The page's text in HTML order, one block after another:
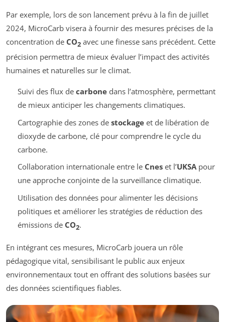
Par exemple, lors de son lancement prévu à la fin de juillet
2024, MicroCarb visera à fournir des mesures précises de la
concentration de CO2 avec une finesse sans précédent. Cette
précision permettra de mieux évaluer l’impact des activités
humaines et naturelles sur le climat.
Suivi des flux de carbonedans l’atmosphère, permettant
de mieux anticiper les changements climatiques.
Cartographie des zones de stockageet de libération de
dioxyde de carbone, clé pour comprendre le cycle du
carbone.
Collaboration internationale entre le Cneset l’UKSApour
une approche conjointe de la surveillance climatique.
Utilisation des données pour alimenter les décisions
politiques et améliorer les stratégies de réduction des
émissions de CO2.
En intégrant ces mesures, MicroCarb jouera un rôle
pédagogique vital, sensibilisant le public aux enjeux
environnementaux tout en offrant des solutions basées sur
des données scientifiques fiables.